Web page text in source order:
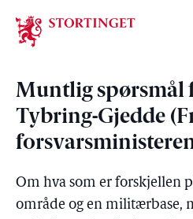
Stortinget.no
Muntlig spørsmål
Tybring-Gjedde
Om hva som er forskjellen
område og en militærbase,